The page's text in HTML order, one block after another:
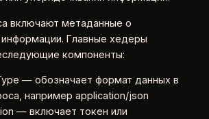
включают метаданные о
Главные хедеры
компоненты:
— обозначает формат данных в
например application/json
— включает токен или